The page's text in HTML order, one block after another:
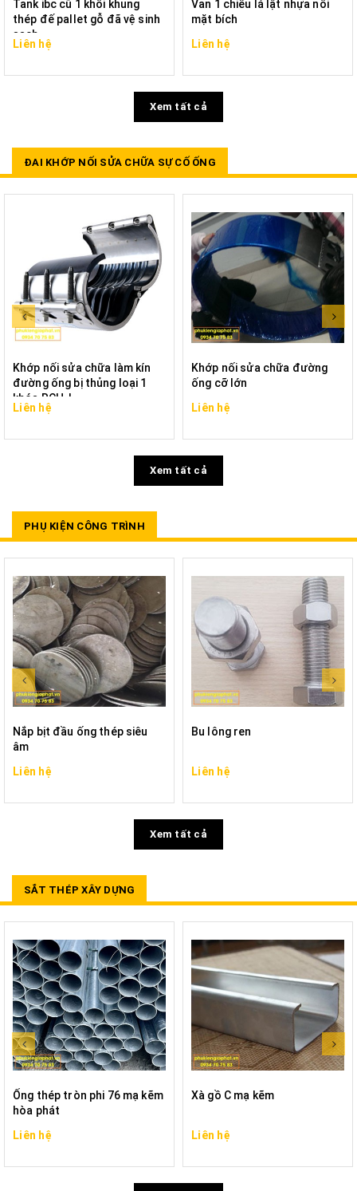
Tank ibc cũ 1 khối khung
thép đế pallet gỗ đã vệ sinh
sạch
Liên hệ
Van 1 chiều lá lật nhựa nối
mặt bích
Liên hệ
Xem tất cả
ĐAI KHỚP NỐI SỬA CHỮA SỰ CỐ ỐNG
Khớp nối sửa chữa làm kín
đường ống bị thủng loại 1
khóa RCH-L
Liên hệ
Khớp nối sửa chữa đường
ống cỡ lớn
Liên hệ
Xem tất cả
PHỤ KIỆN CÔNG TRÌNH
Nắp bịt đầu ống thép siêu
âm
Liên hệ
Bu lông ren
Liên hệ
Xem tất cả
SẮT THÉP XÂY DỰNG
Ống thép tròn phi 76 mạ kẽm
hòa phát
Liên hệ
Xà gồ C mạ kẽm
Liên hệ